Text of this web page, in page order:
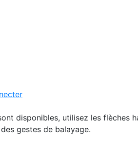
disponibles, utilisez les flèches
gestes de balayage.